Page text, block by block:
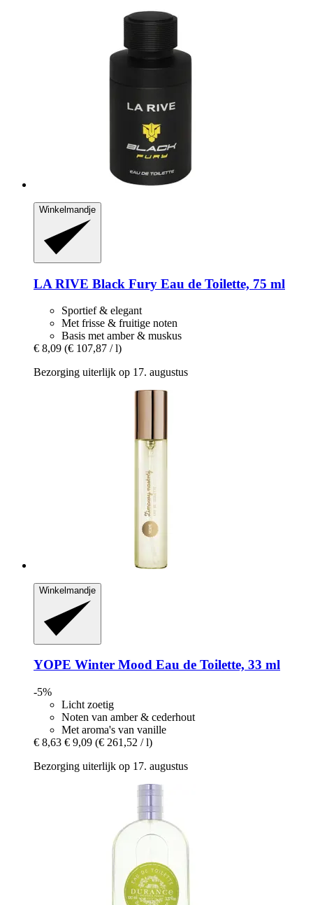
Winkelmandje
LA RIVE Black Fury Eau de Toilette, 75 ml
Sportief & elegant
Met frisse & fruitige noten
Basis met amber & muskus
€ 8,09 (€ 107,87 / l)
Bezorging uiterlijk op 17. augustus
Winkelmandje
YOPE Winter Mood Eau de Toilette, 33 ml
-5%
Licht zoetig
Noten van amber & cederhout
Met aroma's van vanille
€ 8,63 € 9,09 (€ 261,52 / l)
Bezorging uiterlijk op 17. augustus